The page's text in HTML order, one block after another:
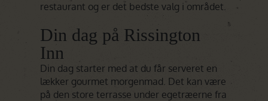
restaurant og er det bedste valg i området.
Din dag på Rissington
Inn
Din dag starter med at du får serveret en
lækker gourmet morgenmad. Det kan være
på den store terrasse under egetræerne fra